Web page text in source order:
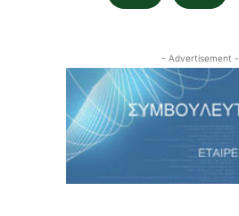
- Advertisement -